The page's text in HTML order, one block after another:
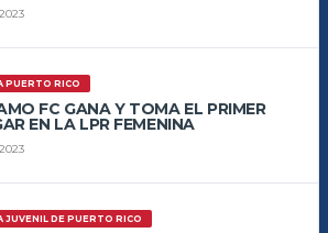
PUERTO RICO
FC GANA Y TOMA EL PRIMER
EN LA LPR FEMENINA
JUVENIL DE PUERTO RICO